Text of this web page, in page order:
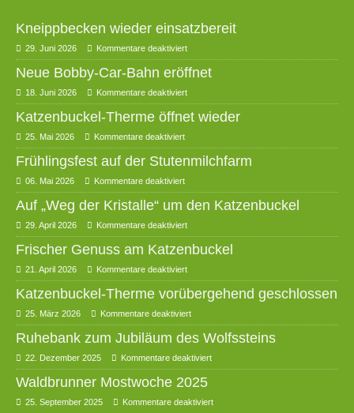
Kneippbecken wieder einsatzbereit
29. Juni 2026 Kommentare deaktiviert
Neue Bobby-Car-Bahn eröffnet
18. Juni 2026 Kommentare deaktiviert
Katzenbuckel-Therme öffnet wieder
25. Mai 2026 Kommentare deaktiviert
Frühlingsfest auf der Stutenmilchfarm
06. Mai 2026 Kommentare deaktiviert
Auf „Weg der Kristalle“ um den Katzenbuckel
29. April 2026 Kommentare deaktiviert
Frischer Genuss am Katzenbuckel
21. April 2026 Kommentare deaktiviert
Katzenbuckel-Therme vorübergehend geschlossen
25. März 2026 Kommentare deaktiviert
Ruhebank zum Jubiläum des Wolfssteins
22. Dezember 2025 Kommentare deaktiviert
Waldbrunner Mostwoche 2025
25. September 2025 Kommentare deaktiviert